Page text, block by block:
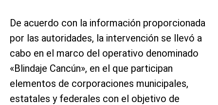
De acuerdo con la información proporcionada
por las autoridades, la intervención se llevó a
cabo en el marco del operativo denominado
«Blindaje Cancún», en el que participan
elementos de corporaciones municipales,
estatales y federales con el objetivo de